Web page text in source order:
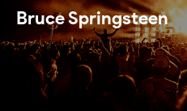
Bruce Springsteen